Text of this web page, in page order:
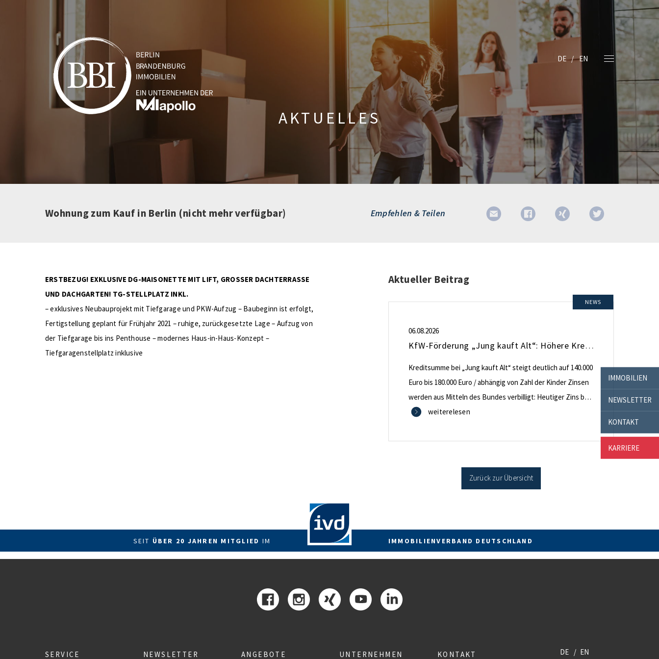
IMMOBILIEN
NEWSLETTER
KONTAKT
KARRIERE
DE EN
AKTUELLES
Wohnung zum Kauf in Berlin (nicht mehr verfügbar) Empfehlen & Teilen
ERSTBEZUG! EXKLUSIVE DG-MAISONETTE MIT LIFT, GROSSER DACHTERRASSE
UND DACHGARTEN! TG-STELLPLATZ INKL.
– exklusives Neubauprojekt mit Tiefgarage und PKW-Aufzug – Baubeginn ist erfolgt,
Fertigstellung geplant für Frühjahr 2021 – ruhige, zurückgesetzte Lage – Aufzug von
der Tiefgarage bis ins Penthouse – modernes Haus-in-Haus-Konzept –
Tiefgaragenstellplatz inklusive
Aktueller Beitrag
NEWS
06.08.2026
KfW-Förderung „Jung kauft Alt“: Höhere Kredite ab August 2026
Kreditsumme bei „Jung kauft Alt“ steigt deutlich auf 140.000
Euro bis 180.000 Euro / abhängig von Zahl der Kinder Zinsen
werden aus Mitteln des Bundes verbilligt: Heutiger Zins bei
0,53 Prozent effektiv bei 35 Jahren Laufzeit und 10 Jahren
energetischer Sanierung binnen 54 Monaten nach
weiterelesen
Zurück zur Übersicht
SEIT ÜBER 20 JAHREN MITGLIED IM IMMOBILIENVERBAND DEUTSCHLAND
SERVICE NEWSLETTER ANGEBOTE UNTERNEHMEN KONTAKT DE EN